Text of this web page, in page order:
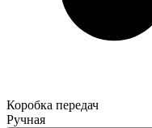
Коробка передач
Ручная